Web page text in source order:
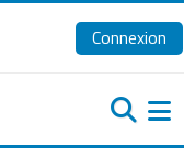
Connexion